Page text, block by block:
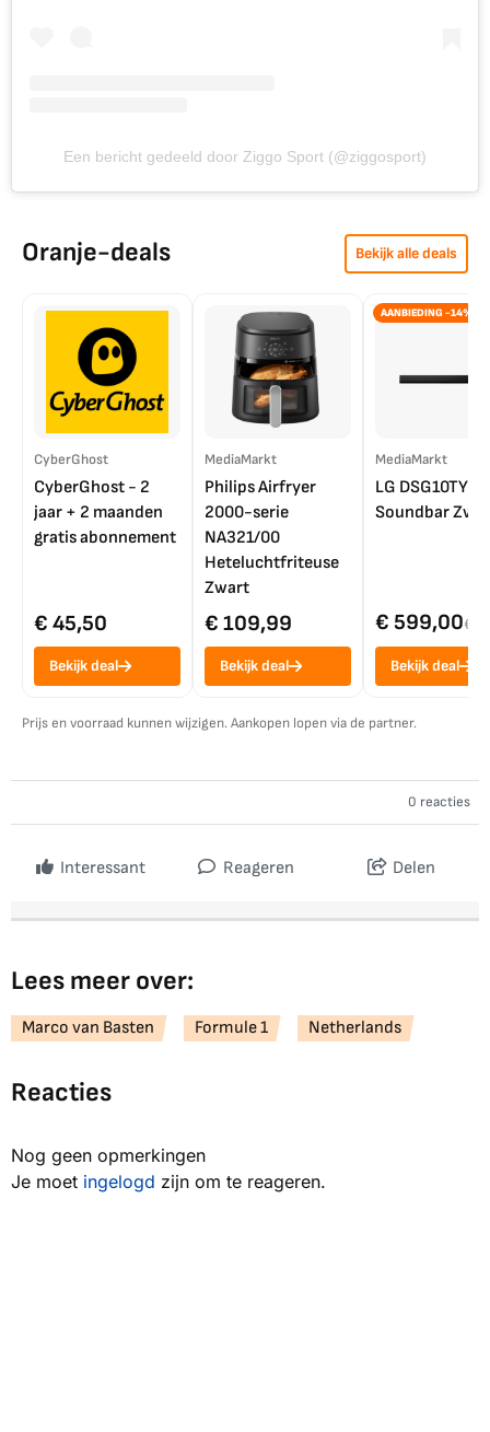
Een bericht gedeeld door Ziggo Sport (@ziggosport)
Oranje-deals Bekijk alle deals
CyberGhost
CyberGhost - 2
jaar + 2 maanden
gratis abonnement
€ 45,50
Bekijk deal
MediaMarkt
Philips Airfryer
2000-serie
NA321/00
Heteluchtfriteuse
Zwart
€ 109,99
Bekijk deal
AANBIEDING -14%
MediaMarkt
LG DSG10TY
Soundbar
€ 599,00€
Bekijk deal
Prijs en voorraad kunnen wijzigen. Aankopen lopen via de partner.
0 reacties
Interessant Reageren Delen
Lees meer over:
Marco van Basten Formule 1 Netherlands
Reacties
Nog geen opmerkingen
Je moet ingelogd zijn om te reageren.